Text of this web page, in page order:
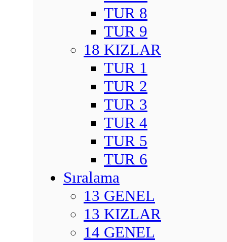
TUR 8
TUR 9
18 KIZLAR
TUR 1
TUR 2
TUR 3
TUR 4
TUR 5
TUR 6
Sıralama
13 GENEL
13 KIZLAR
14 GENEL